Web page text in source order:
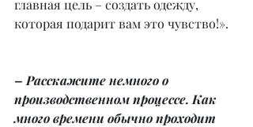
главная цель – создать одежду,
которая подарит вам это чувство!».
– Расскажите немного о
производственном процессе. Как
много времени обычно проходит